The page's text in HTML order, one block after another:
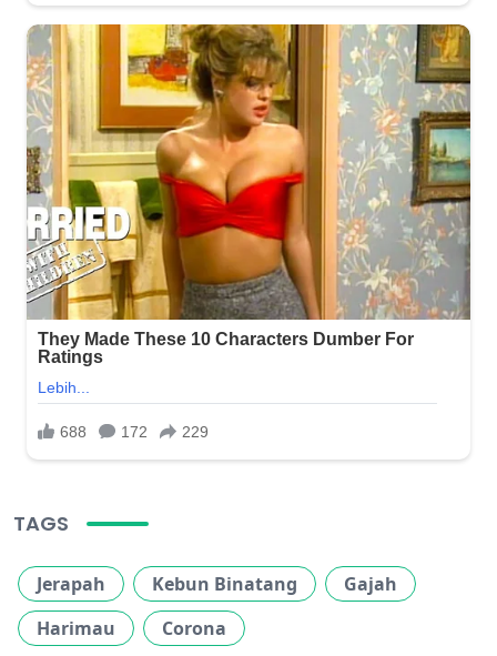
TAGS
Jerapah Kebun Binatang
Gajah
Harimau
Corona